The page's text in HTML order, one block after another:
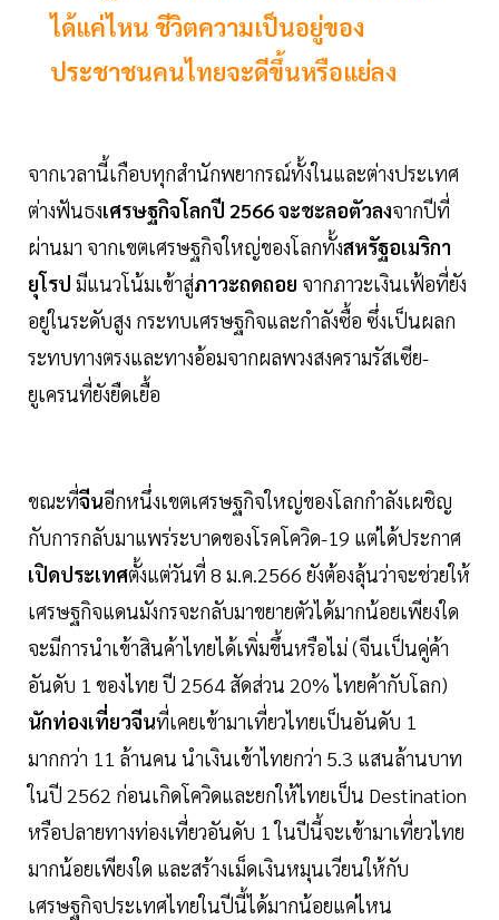
ได้แค่ไหน ชีวิตความเป็นอยู่ของ
ประชาชนคนไทยจะดีขึ้นหรือแย่ลง
จากเวลานี้เกือบทุกสำนักพยากรณ์ทั้งในและต่างประเทศ
ต่างฟันธงเศรษฐกิจโลกปี 2566 จะชะลอตัวลงจากปีที่
ผ่านมา จากเขตเศรษฐกิจใหญ่ของโลกทั้งสหรัฐอเมริกา
ยุโรป มีแนวโน้มเข้าสู่ภาวะถดถอย จากภาวะเงินเฟ้อที่ยัง
อยู่ในระดับสูง กระทบเศรษฐกิจและกำลังซื้อ ซึ่งเป็นผลก
ระทบทางตรงและทางอ้อมจากผลพวงสงครามรัสเซีย-
ยูเครนที่ยังยืดเยื้อ
ขณะที่จีนอีกหนึ่งเขตเศรษฐกิจใหญ่ของโลกกำลังเผชิญ
กับการกลับมาแพร่ระบาดของโรคโควิด-19 แต่ได้ประกาศ
เปิดประเทศตั้งแต่วันที่ 8 ม.ค.2566 ยังต้องลุ้นว่าจะช่วยให้
เศรษฐกิจแดนมังกรจะกลับมาขยายตัวได้มากน้อยเพียงใด
จะมีการนำเข้าสินค้าไทยได้เพิ่มขึ้นหรือไม่ (จีนเป็นคู่ค้า
อันดับ 1 ของไทย ปี 2564 สัดส่วน 20% ไทยค้ากับโลก)
นักท่องเที่ยวจีนที่เคยเข้ามาเที่ยวไทยเป็นอันดับ 1
มากกว่า 11 ล้านคน นำเงินเข้าไทยกว่า 5.3 แสนล้านบาท
ในปี 2562 ก่อนเกิดโควิดและยกให้ไทยเป็น Destination
หรือปลายทางท่องเที่ยวอันดับ 1 ในปีนี้จะเข้ามาเที่ยวไทย
มากน้อยเพียงใด และสร้างเม็ดเงินหมุนเวียนให้กับ
เศรษฐกิจประเทศไทยในปีนี้ได้มากน้อยแค่ไหน